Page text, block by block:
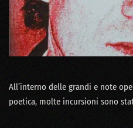
All’interno delle grandi e note
poetica, molte incursioni sono